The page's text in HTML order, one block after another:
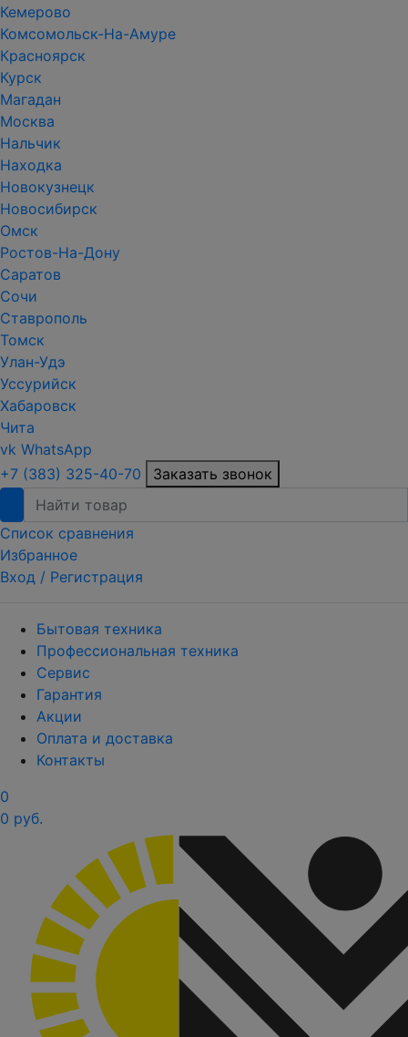
Кемерово
Комсомольск-На-Амуре
Красноярск
Курск
Магадан
Москва
Нальчик
Находка
Новокузнецк
Новосибирск
Омск
Ростов-На-Дону
Саратов
Сочи
Ставрополь
Томск
Улан-Удэ
Уссурийск
Хабаровск
Чита
vk WhatsApp
+7 (383) 325-40-70
Заказать звонок
Список сравнения
Избранное
Вход / Регистрация
Бытовая техника
Профессиональная техника
Сервис
Гарантия
Акции
Оплата и доставка
Контакты
0
0 руб.